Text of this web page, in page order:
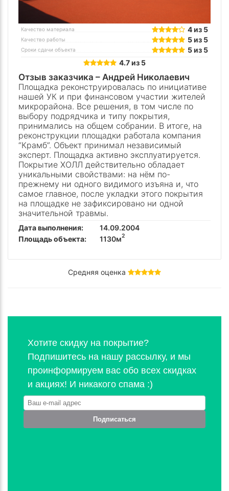
Качество материала 4 из 5
Качество работы 5 из 5
Сроки сдачи объекта
5 из 5
4.7 из 5
Отзыв заказчика – Андрей Николаевич
Площадка реконструировалась по инициативе
нашей УК и при финансовом участии жителей
микрорайона. Все решения, в том числе по
выбору подрядчика и типу покрытия,
принимались на общем собрании. В итоге, на
реконструкции площадки работала компания
“Крамб”. Объект принимал независимый
эксперт. Площадка активно эксплуатируется.
Покрытие ХОЛЛ действительно обладает
уникальными свойствами: на нём по-
прежнему ни одного видимого изъяна и, что
самое главное, после укладки этого покрытия
на площадке не зафиксировано ни одной
значительной травмы.
Дата выполнения:
14.09.2004
Площадь объекта:
1130м2
Средняя оценка
Хотите скидку на покрытие?
Подпишитесь на нашу рассылку, и мы
проинформируем вас обо всех скидках
и акциях! И никакого спама :)
Подписаться